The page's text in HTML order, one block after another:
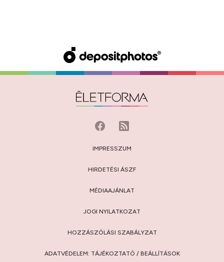
IMPRESSZUM
HIRDETÉSI ÁSZF
MÉDIAAJÁNLAT
JOGI NYILATKOZAT
HOZZÁSZÓLÁSI SZABÁLYZAT
ADATVÉDELEM: TÁJÉKOZTATÓ / BEÁLLÍTÁSOK